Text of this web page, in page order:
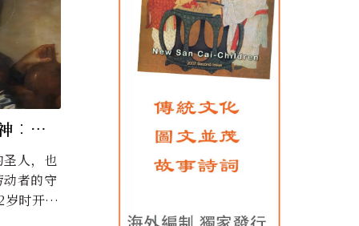
︰圣
圣人，也
动者的守
岁时开始